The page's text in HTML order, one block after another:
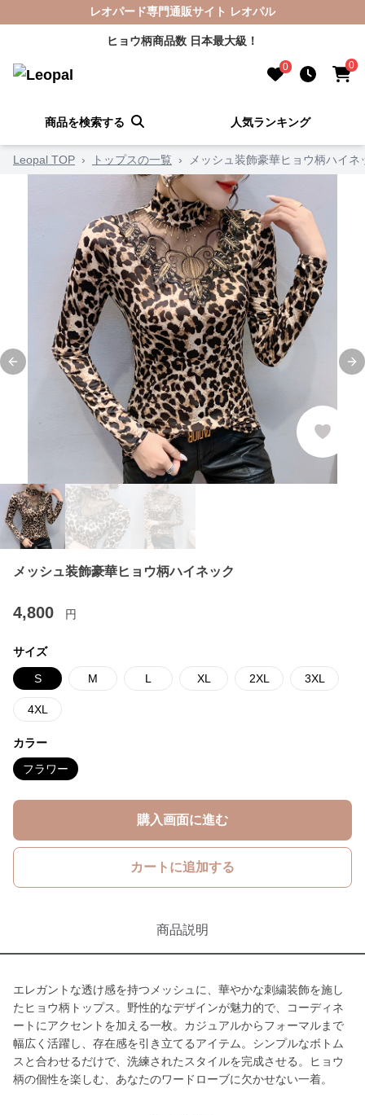
レオパード専門通販サイト レオパル
ヒョウ柄商品数 日本最大級！
0 0
商品を検索する 人気ランキング
Leopal TOP › トップスの一覧 › メッシュ装飾豪華ヒョウ柄ハイネ
Previous slide
メッシュ装飾豪華ヒョウ柄ハイネック
4,800 円
サイズ
S M L XL 2XL 3XL
4XL
カラー
フラワー
購入画面に進む
カートに追加する
商品説明
エレガントな透け感を持つメッシュに、華やかな刺繍装飾を施し
たヒョウ柄トップス。野性的なデザインが魅力的で、コーディネ
ートにアクセントを加える一枚。カジュアルからフォーマルまで
幅広く活躍し、存在感を引き立てるアイテム。シンプルなボトム
スと合わせるだけで、洗練されたスタイルを完成させる。ヒョウ
柄の個性を楽しむ、あなたのワードローブに欠かせない一着。